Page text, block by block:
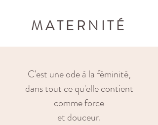
MATERNITÉ
C'est une ode à la féminité,
dans tout ce qu'elle contient
comme force
et douceur.